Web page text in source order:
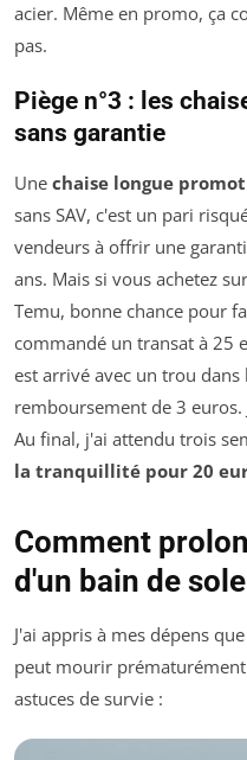
acier. Même en promo, ça
pas.
Piège n°3 : les
sans garantie
Une chaise longue
sans SAV, c'est un pari
vendeurs à offrir une
ans. Mais si vous achetez
Temu, bonne chance pour
commandé un transat à 25
est arrivé avec un trou
remboursement de 3
Au final, j'ai attendu trois
la tranquillité pour 20
Comment
d'un bain de
J'ai appris à mes dépens
peut mourir
astuces de survie :